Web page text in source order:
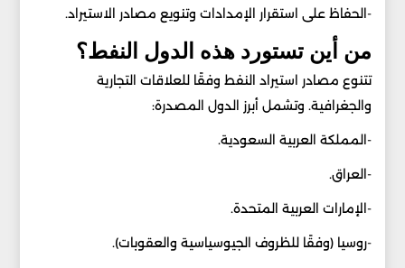
-الحفاظ على استقرار الإمدادات وتنويع مصادر الاستيراد.
من أين تستورد هذه الدول النفط؟
تتنوع مصادر استيراد النفط وفقًا للعلاقات التجارية
والجغرافية. وتشمل أبرز الدول المصدرة:
-المملكة العربية السعودية.
-العراق.
-الإمارات العربية المتحدة.
-روسيا (وفقًا للظروف الجيوسياسية والعقوبات).